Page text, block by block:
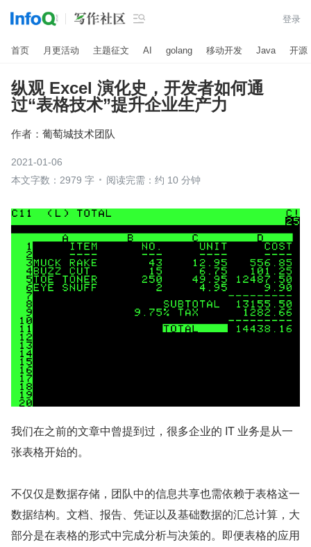
 登录
首页 月更活动 主题征文 AI golang 移动开发 Java 开源
纵观 Excel 演化史，开发者如何通
过“表格技术”提升企业生产力
作者： 葡萄城技术团队
2021-01-06
本文字数：2979 字
阅读完需：约 10 分钟
我们在之前的文章中曾提到过，很多企业的 IT 业务是从一
张表格开始的。
不仅仅是数据存储，团队中的信息共享也需依赖于表格这一
数据结构。文档、报告、凭证以及基础数据的汇总计算，大
部分是在表格的形式中完成分析与决策的。即便表格的应用